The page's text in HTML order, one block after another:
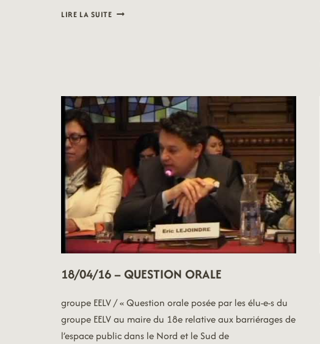
LIRE LA SUITE18/04/16
18/04/16 – QUESTION ORALE
groupe EELV / « Question orale posée par les élu-e-s du
groupe EELV au maire du 18e relative aux barriérages de
l’espace public dans le Nord et le Sud de